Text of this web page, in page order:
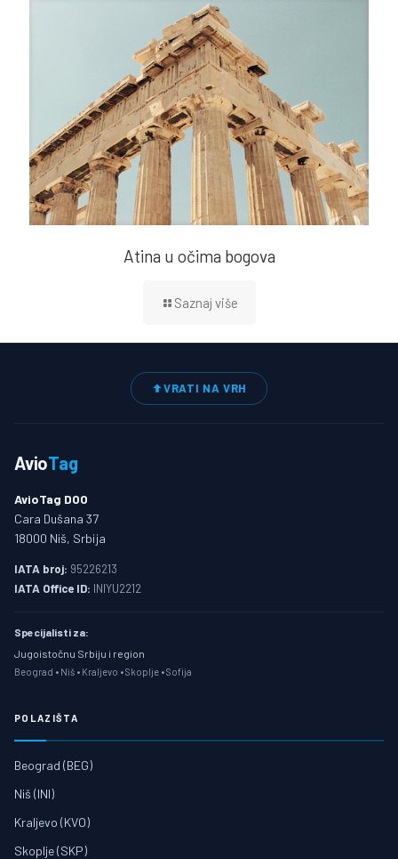
Atina u očima bogova
Saznaj više
VRATI NA VRH
AvioTag
AvioTag DOO
Cara Dušana 37
18000 Niš, Srbija
IATA broj: 95226213
IATA Office ID: INIYU2212
Specijalisti za:
Jugoistočnu Srbiju i region
Beograd • Niš • Kraljevo • Skoplje • Sofija
POLAZIŠTA
Beograd (BEG)
Niš (INI)
Kraljevo (KVO)
Skoplje (SKP)